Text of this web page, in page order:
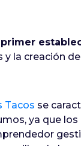
primer
y la creación
Tacos se
ya que